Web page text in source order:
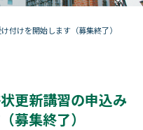
けを開始します（募集終了）
更新講習の申込み
募集終了）